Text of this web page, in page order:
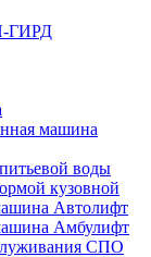
ГИРД
машина
воды
кузовной
Автолифт
Амбулифт
СПО